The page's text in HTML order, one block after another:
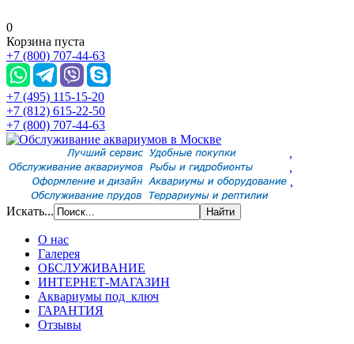
0
Корзина пуста
+7 (800) 707-44-63
+7 (495) 115-15-20
+7 (812) 615-22-50
+7 (800) 707-44-63
,
,
,
Искать...
О нас
Галерея
ОБСЛУЖИВАНИЕ
ИНТЕРНЕТ-МАГАЗИН
Аквариумы под ключ
ГАРАНТИЯ
Отзывы